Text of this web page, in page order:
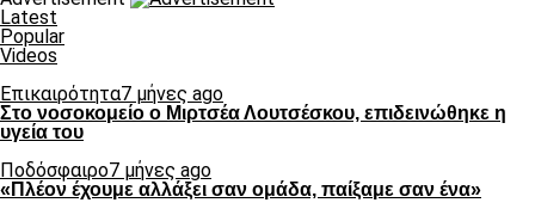
Latest
Popular
Videos
Επικαιρότητα7 μήνες ago
Στο νοσοκομείο ο Μιρτσέα Λουτσέσκου, επιδεινώθηκε η
υγεία του
Ποδόσφαιρο7 μήνες ago
«Πλέον έχουμε αλλάξει σαν ομάδα, παίξαμε σαν ένα»